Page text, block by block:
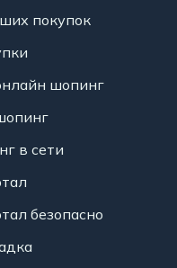
покупок
шопинг
в сети
безопасно